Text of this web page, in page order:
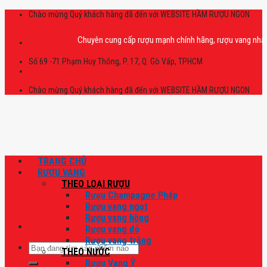
Skip
Chào mừng Quý khách hàng đã đến với WEBSITE HẦM RƯỢU NGON
Chuyên cung cấp rượu mạnh chính hãng, rượu vang nhập
Số 69 -71 Phạm Huy Thông, P. 17, Q. Gò Vấp, TPHCM
Chào mừng Quý khách hàng đã đến với WEBSITE HẦM RƯỢU NGON
Tìm
kiếm:
TRANG CHỦ
RƯỢU VANG
THEO LOẠI RƯỢU
Rượu Champagne Pháp
Rượu vang ngọt
Rượu vang hồng
Rượu vang đỏ
Rượu vang trắng
THEO NƯỚC
Rượu Vang Ý